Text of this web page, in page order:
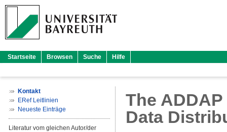
Startseite Browsen Suche Hilfe
Kontakt
ERef Leitlinien
Neueste Einträge
Literatur vom gleichen Autor/der
The
Data